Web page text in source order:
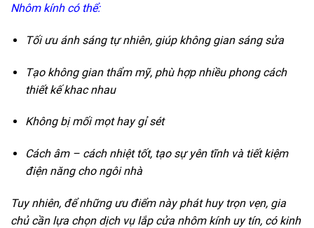
Nhôm kính có thể:
Tối ưu ánh sáng tự nhiên, giúp không gian sáng sửa
Tạo không gian thẩm mỹ, phù hợp nhiều phong cách
thiết kế khac nhau
Không bị mối mọt hay gỉ sét
Cách âm – cách nhiệt tốt, tạo sự yên tĩnh và tiết kiệm
điện năng cho ngôi nhà
Tuy nhiên, để những ưu điểm này phát huy trọn vẹn, gia
chủ cần lựa chọn dịch vụ lắp cửa nhôm kính uy tín, có kinh